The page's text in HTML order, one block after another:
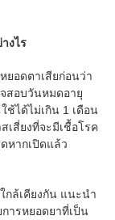
งไร
ดตาเสียก่อนว่า
สอบวันหมดอายุ
ช้ได้ไม่เกิน 1 เดือน
เสี่ยงที่จะมีเชื้อโรค
หากเปิดแล้ว
ล้เคียงกัน แนะนำ
ารหยอดยาที่เป็น